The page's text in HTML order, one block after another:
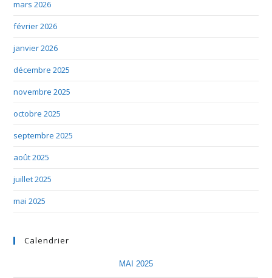
mars 2026
février 2026
janvier 2026
décembre 2025
novembre 2025
octobre 2025
septembre 2025
août 2025
juillet 2025
mai 2025
Calendrier
MAI 2025